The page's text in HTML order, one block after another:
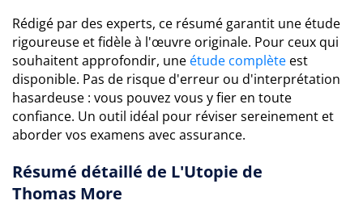
Rédigé par des experts, ce résumé garantit une étude
rigoureuse et fidèle à l'œuvre originale. Pour ceux qui
souhaitent approfondir, une étude complète est
disponible. Pas de risque d'erreur ou d'interprétation
hasardeuse : vous pouvez vous y fier en toute
confiance. Un outil idéal pour réviser sereinement et
aborder vos examens avec assurance.
Résumé détaillé de L'Utopie de
Thomas More